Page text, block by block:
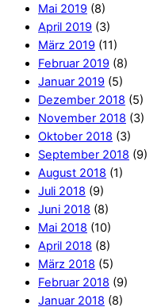
Mai 2019 (8)
April 2019 (3)
März 2019 (11)
Februar 2019 (8)
Januar 2019 (5)
Dezember 2018 (5)
November 2018 (3)
Oktober 2018 (3)
September 2018 (9)
August 2018 (1)
Juli 2018 (9)
Juni 2018 (8)
Mai 2018 (10)
April 2018 (8)
März 2018 (5)
Februar 2018 (9)
Januar 2018 (8)